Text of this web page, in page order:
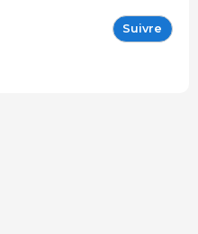
Suivre